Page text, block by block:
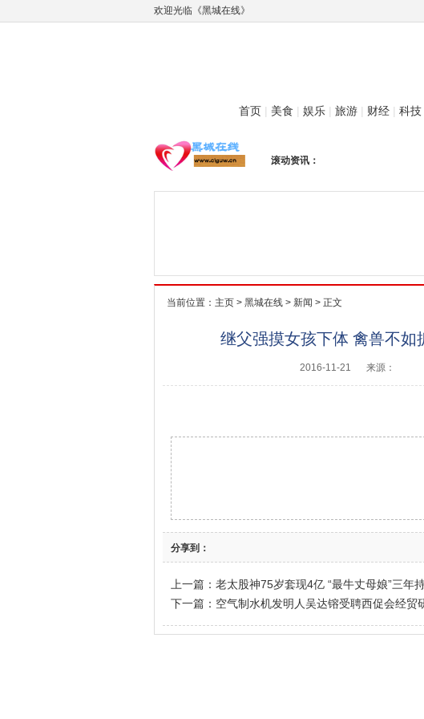
欢迎光临《黑城在线》
首页 | 美食 | 娱乐 | 旅游 | 财经 | 科技
滚动资讯：
当前位置： 主页 > 黑城在线 > 新闻 > 正文
继父强摸女孩下体 禽兽不
2016-11-21 来源：
分享到：
上一篇： 老太股神75岁套现4亿 “最牛丈母娘”三年
下一篇： 空气制水机发明人吴达镕受聘西促会经贸